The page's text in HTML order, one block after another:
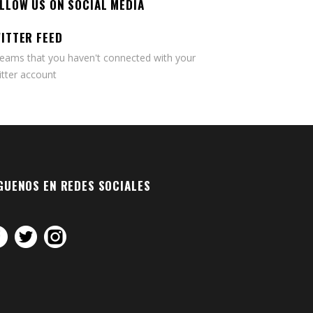
US ON SOCIAL MEDIA
FEED
that you haven't connected with your
account
EN REDES SOCIALES